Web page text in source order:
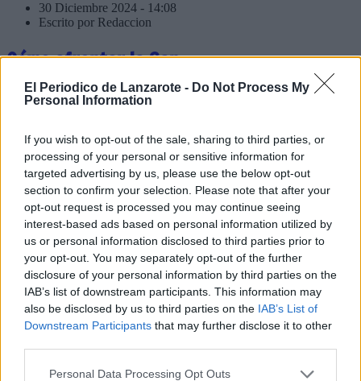
El Periodico de Lanzarote - Do Not Process My
Personal Information
If you wish to opt-out of the sale, sharing to third parties, or
processing of your personal or sensitive information for
targeted advertising by us, please use the below opt-out
section to confirm your selection. Please note that after your
opt-out request is processed you may continue seeing
interest-based ads based on personal information utilized by
us or personal information disclosed to third parties prior to
your opt-out. You may separately opt-out of the further
disclosure of your personal information by third parties on the
IAB’s list of downstream participants. This information may
also be disclosed by us to third parties on the IAB’s List of
Downstream Participants that may further disclose it to other
Personal Data Processing Opt Outs
30 Diciembre 2024 - 14:08
Escrito por Redaccion
Cómo afrontar la San
Silvestre con garantías
demasiado
Es importante tomar algunas
precauciones como utilizar un
equipamiento adecuado y
nunca nada a estrenar; es
necesario calentar y estirar;
hidratarse y alimentarse
adecuadamente y realizar un
reconocimiento médico-
deportivo para garantizar la
salud del deportista, practique